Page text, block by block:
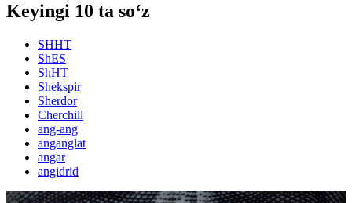
Keyingi 10 ta so‘z
SHHT
ShES
ShHT
Shekspir
Sherdor
Cherchill
ang-ang
anganglat
angar
angidrid